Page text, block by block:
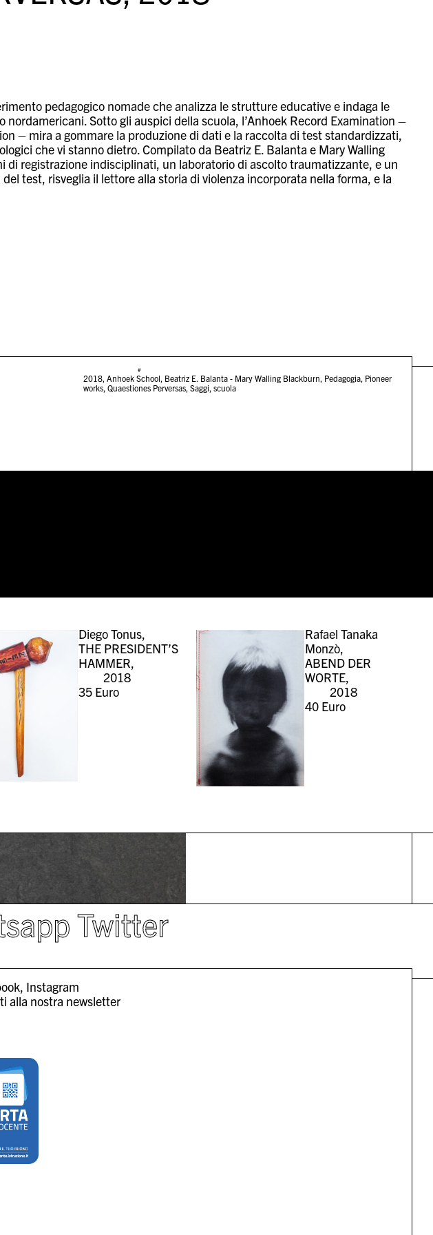
pedagogico nomade che analizza le strutture educative e indaga le
Sotto gli auspici della scuola, l’Anhoek Record Examination –
– mira a gommare la produzione di dati e la raccolta di test standardizzati,
che vi stanno dietro. Compilato da Beatriz E. Balanta e Mary Walling
di registrazione indisciplinati, un laboratorio di ascolto traumatizzante, e un
test, risveglia il lettore alla storia di violenza incorporata nella forma, e la
#
2018, Anhoek School, Beatriz E. Balanta - Mary Walling Blackburn, Pedagogia, Pioneer
works, Quaestiones Perversas, Saggi, scuola
Diego Tonus,
THE PRESIDENT’S
HAMMER,
2018
35 Euro
Rafael Tanaka
Monzò,
ABEND DER
WORTE,
2018
40Euro
Twitter
Instagram
alla nostra newsletter